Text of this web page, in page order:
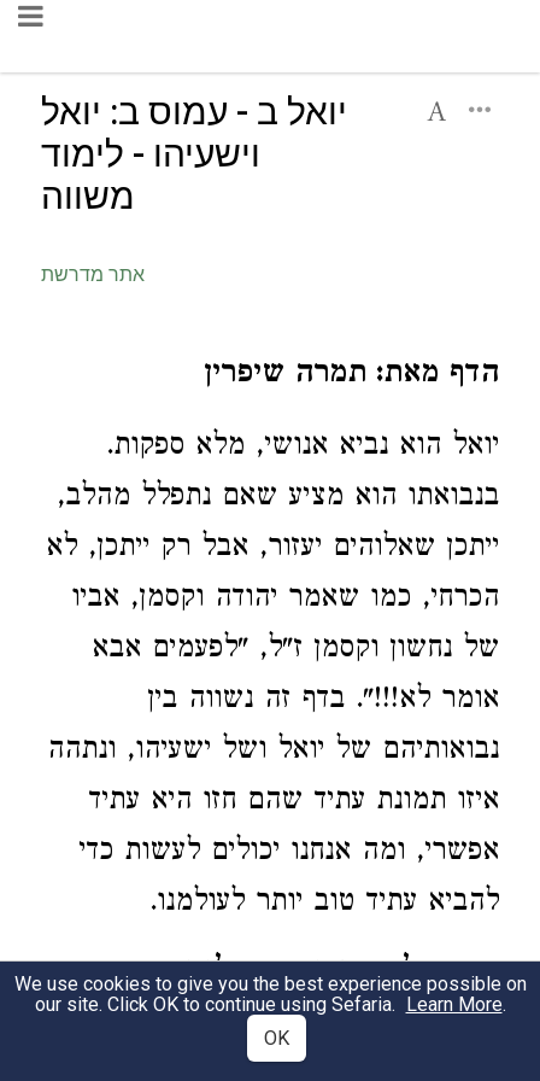
יואל ב - עמוס ב: יואל
וישעיהו - לימוד
משווה
אתר מדרשת
הדף מאת: תמרה שיפרין
יואל הוא נביא אנושי, מלא ספקות.
בנבואתו הוא מציע שאם נתפלל מהלב,
ייתכן שאלוהים יעזור, אבל רק ייתכן, לא
הכרחי, כמו שאמר יהודה וקסמן, אביו
של נחשון וקסמן ז"ל, "לפעמים אבא
אומר לא!!!". בדף זה נשווה בין
נבואותיהם של יואל ושל ישעיהו, ונתהה
איזו תמונת עתיד שהם חזו היא עתיד
אפשרי, ומה אנחנו יכולים לעשות כדי
להביא עתיד טוב יותר לעולמנו.
עת מלחמה ועת שלום
יהודה עמיחי, תוספת לחזון השלום,
We use cookies to give you the best experience possible on
our site. Click OK to continue using Sefaria. Learn More.
OK